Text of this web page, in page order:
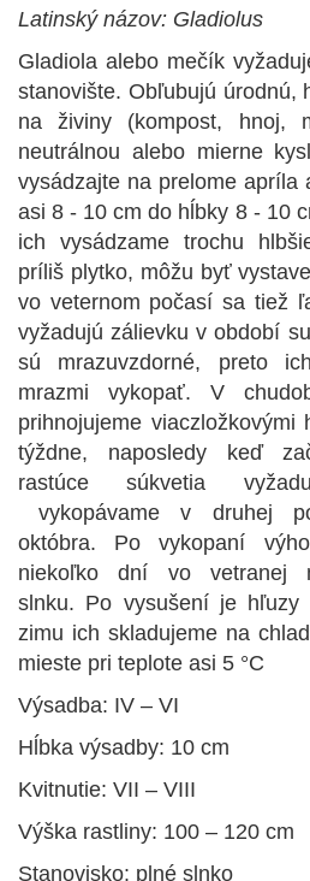
Latinský názov: Gladiolus
Gladiola alebo mečík
stanovište. Obľubujú úrodnú,
na živiny (kompost, hnoj,
neutrálnou alebo mierne
vysádzajte na prelome apríla
asi 8 - 10 cm do hĺbky 8 - 10
ich vysádzame trochu
príliš plytko, môžu byť
vo veternom počasí sa tiež
vyžadujú zálievku v období
sú mrazuvzdorné, preto
mrazmi vykopať. V
prihnojujeme
týždne, naposledy keď
rastúce súkvetia
vykopávame v druhej
októbra. Po vykopaní
niekoľko dní vo vetranej
slnku. Po vysušení je hľuzy
zimu ich skladujeme na
mieste pri teplote asi 5 °C
Výsadba: IV – VI
Hĺbka výsadby: 10 cm
Kvitnutie: VII – VIII
Výška rastliny: 100 – 120 cm
Stanovisko: plné slnko